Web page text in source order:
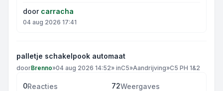
door carracha
04 aug 2026 17:41
palletje schakelpook automaat
doorBrenno»04 aug 2026 14:52» inC5»Aandrijving»C5 PH 1&2
0Reacties 72Weergaves